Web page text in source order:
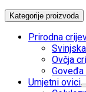
Kategorije proizvoda
Prirodna
Ovčja
Umjetni ovici